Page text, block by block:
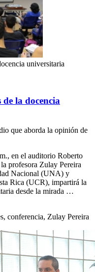
universitaria
la docencia
que aborda la opinión de
en el auditorio Roberto
profesora Zulay Pereira
Nacional (UNA) y
Rica (UCR), impartirá la
desde la mirada …
conferencia, Zulay Pereira